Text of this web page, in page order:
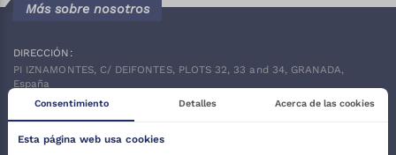
Más sobre nosotros
DIRECCIÓN:
PI IZNAMONTES, C/ DEIFONTES, PLOTS 32, 33 and 34, GRANADA,
España
TELÉFONO:
(+34)958 10 63 22
EMAIL:
Consentimiento Detalles Acerca de las cookies
Esta página web usa cookies